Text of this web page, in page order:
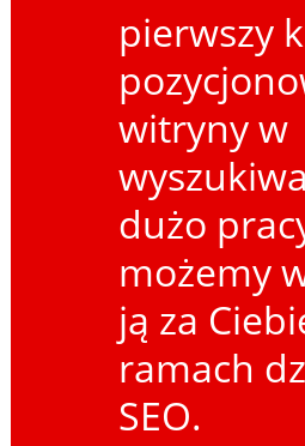
pierwszy
witryny w
dużo
możemy
ją za
ramach
SEO.